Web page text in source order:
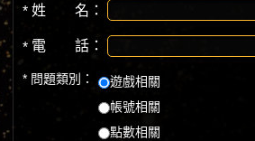
* 姓 名：
* 電 話：
* 問題類別：
遊戲相關
帳號相關
點數相關